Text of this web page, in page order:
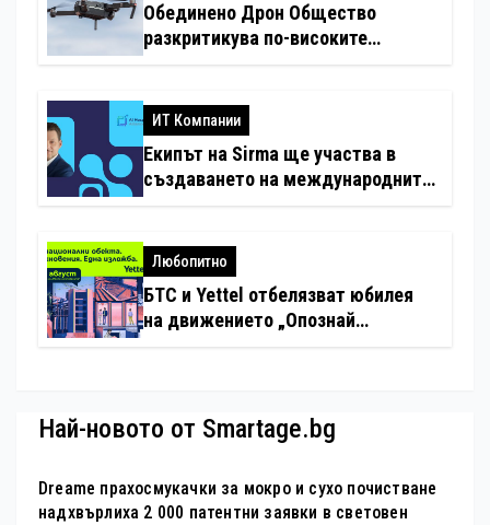
Обединено Дрон Общество
разкритикува по-високите
ИТ Компании
Екипът на Sirma ще участва в
създаването на международните
хотелиерството
Любопитно
БТС и Yettel отбелязват юбилея
на движението „Опознай
Най-новото от Smartage.bg
Dreame прахосмукачки за мокро и сухо почистване
надхвърлиха 2 000 патентни заявки в световен